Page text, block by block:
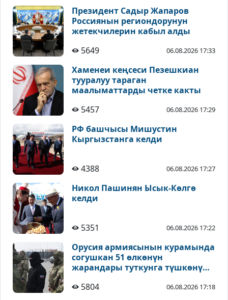
Президент Садыр Жапаров
Россиянын региондорунун
жетекчилерин кабыл алды
5649
06.08.2026 17:33
Хаменеи кеңсеси Пезешкиан
тууралуу тараган
маалыматтарды четке какты
5457
06.08.2026 17:29
РФ башчысы Мишустин
Кыргызстанга келди
4388 06.08.2026 17:27
Никол Пашинян Ысык-Көлгө
келди
5351 06.08.2026 17:22
Орусия армиясынын курамында
согушкан 51 өлкөнүн
жарандары туткунга түшкөнү
5804
06.08.2026 17:18